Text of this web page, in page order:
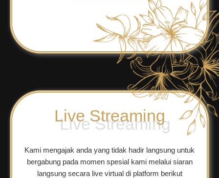
Live Streaming
Kami mengajak anda yang tidak hadir langsung untuk
bergabung pada momen spesial kami melalui siaran
langsung secara live virtual di platform berikut